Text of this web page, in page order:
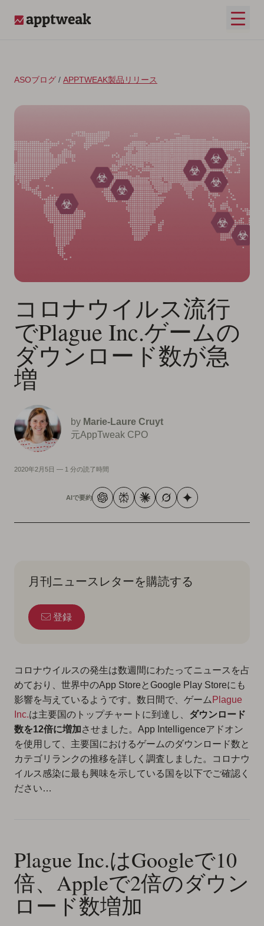
メイ
ASOブログ / APPTWEAK製品リリース
コロナウイルス流行
でPlague Inc.ゲームの
ダウンロード数が急
増
by Marie-Laure Cruyt
元AppTweak CPO
2020年2月5日 — 1 分の読了時間
AIで要約
月刊ニュースレターを購読する
登録
コロナウイルスの発生は数週間にわたってニュースを占
めており、世界中のApp StoreとGoogle Play Storeにも
影響を与えているようです。数日間で、ゲーム Plague
Inc.は主要国のトップチャートに到達し、 ダウンロード
数を12倍に増加させました。App Intelligenceアドオン
を使用して、主要国におけるゲームのダウンロード数と
カテゴリランクの推移を詳しく調査しました。コロナウ
イルス感染に最も興味を示している国を以下でご確認く
ださい…
Plague Inc.はGoogleで10
倍、Appleで2倍のダウン
ロード数増加